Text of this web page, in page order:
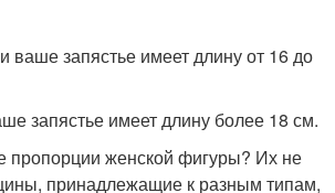
ваше запястье имеет длину от 16 до
запястье имеет длину более 18 см.
пропорции женской фигуры? Их не
принадлежащие к разным типам,